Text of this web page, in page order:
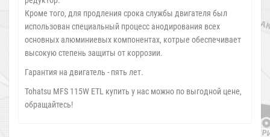
Кроме того, для продления срока службы двигателя был
использован специальный процесс анодирования всех
основных алюминиевых компонентах, котрые обеспечивает
высокую степень защиты от коррозии.
Гарантия на двигатель - пять лет.
Tohatsu MFS 115W ETL купить у нас можно по выгодной цене,
обращайтесь!